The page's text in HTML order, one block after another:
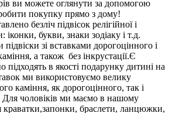
ви можете оглянути за допомогою
покупку прямо з дому!
безліч підвісок релігійної і
іконки, букви, знаки зодіаку і т.д.
зі вставками дорогоцінного і
а також без інкрустації.Є
підходять в якості подарунку дитині на
ми використовуємо велику
каміння, як дорогоцінного, так і
Для чоловіків ми маємо в нашому
краватки,запонки, браслети, ланцюжки,